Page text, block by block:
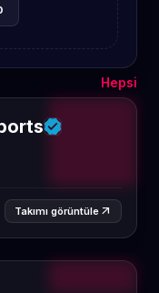
Hepsi
Takımı görüntüle arrow_outward